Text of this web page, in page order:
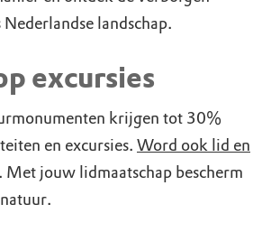
Nederlandse landschap.
excursies
krijgen tot 30%
en excursies. Word ook lid en
. Met jouw lidmaatschap bescherm